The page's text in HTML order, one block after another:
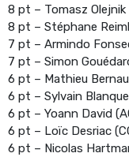
8 pt – Tomasz
8 pt – Stéphane
7 pt – Armindo
7 pt – Simon
6 pt – Mathieu
6 pt – Sylvain
6 pt – Yoann David
6 pt – Loïc Desriac
6 pt – Nicolas